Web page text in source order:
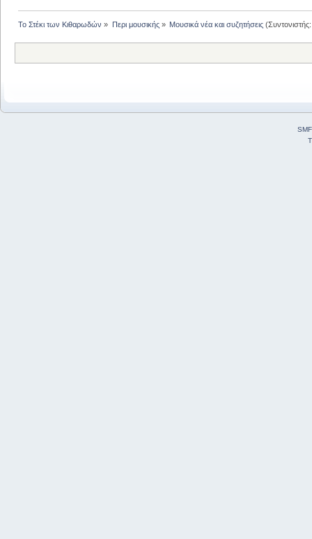
Το Στέκι των Κιθαρωδών » Περι μουσικής» Μουσικά νέα και συζητήσεις